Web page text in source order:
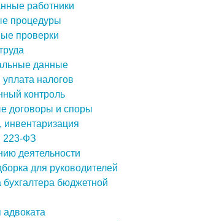
работники
процедуры
проверки
данные
налогов
контроль
договоры и споры
223-ФЗ
деятельности
для руководителей
бухгалтера бюджетной
адвоката